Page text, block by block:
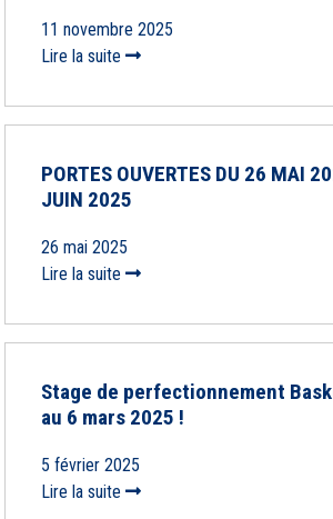
11 novembre 2025
Lire la suite
PORTES OUVERTES DU 26 MAI
JUIN 2025
26 mai 2025
Lire la suite
Stage de perfectionnement
au 6 mars 2025 !
5 février 2025
Lire la suite